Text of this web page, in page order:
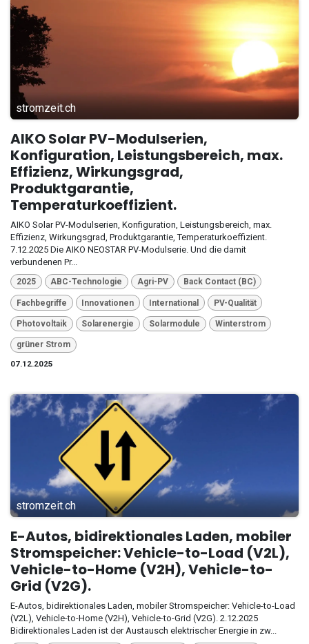
stromzeit.ch
AIKO Solar PV-Modulserien,
Konfiguration, Leistungsbereich, max.
Effizienz, Wirkungsgrad,
Produktgarantie,
Temperaturkoeffizient.
AIKO Solar PV-Modulserien, Konfiguration, Leistungsbereich, max.
Effizienz, Wirkungsgrad, Produktgarantie, Temperaturkoeffizient.
7.12.2025 Die AIKO NEOSTAR PV-Modulserie. Und die damit
verbundenen Pr...
2025 ABC-Technologie Agri-PV Back Contact (BC)
Fachbegriffe Innovationen International PV-Qualität
Photovoltaik Solarenergie Solarmodule Winterstrom
grüner Strom
07.12.2025
stromzeit.ch
E-Autos, bidirektionales Laden, mobiler
Stromspeicher: Vehicle-to-Load (V2L),
Vehicle-to-Home (V2H), Vehicle-to-
Grid (V2G).
E-Autos, bidirektionales Laden, mobiler Stromspeicher: Vehicle-to-Load
(V2L), Vehicle-to-Home (V2H), Vehicle-to-Grid (V2G). 2.12.2025
Bidirektionales Laden ist der Austausch elektrischer Energie in zw...